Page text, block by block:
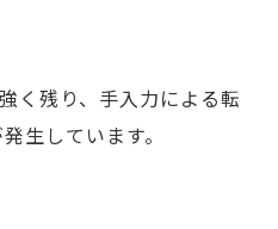
く残り、手入力による転
生しています。